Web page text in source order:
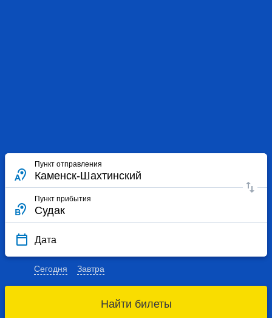
Пункт отправления
Пункт прибытия
Дата
Сегодня Завтра
Найти билеты